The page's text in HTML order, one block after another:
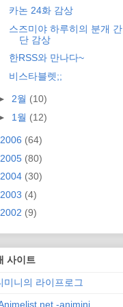
카논 24화 감상
스즈미야 하루히의 분개 간
단 감상
한RSS와 만나다~
비스타블렛;;
2월 (10)
1월 (12)
2006 (64)
2005 (80)
2004 (30)
2003 (4)
2002 (9)
사이트
미니의 라이프로그
-animini